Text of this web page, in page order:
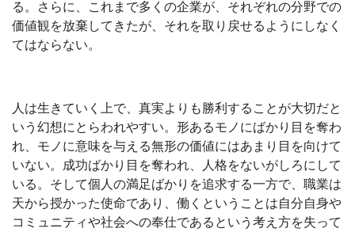
る。さらに、これまで多くの企業が、それぞれの分野での
価値観を放棄してきたが、それを取り戻せるようにしなく
てはならない。
人は生きていく上で、真実よりも勝利することが大切だと
いう幻想にとらわれやすい。形あるモノにばかり目を奪わ
れ、モノに意味を与える無形の価値にはあまり目を向けて
いない。成功ばかり目を奪われ、人格をないがしろにして
いる。そして個人の満足ばかりを追求する一方で、職業は
天から授かった使命であり、働くということは自分自身や
コミュニティや社会への奉仕であるという考え方を失って